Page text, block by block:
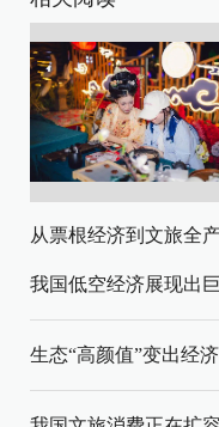
我国低空经济展现出
生态“高颜值”变出经